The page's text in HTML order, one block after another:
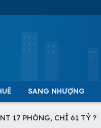
SANG NHƯỢNG